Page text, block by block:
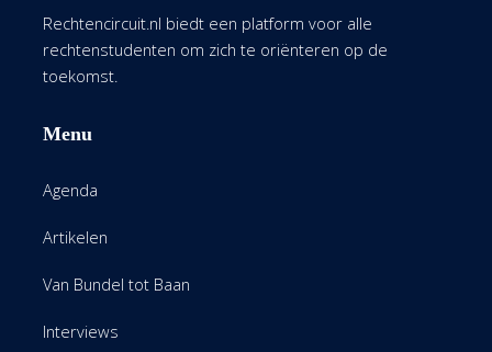
Rechtencircuit.nl biedt een platform voor alle
rechtenstudenten om zich te oriënteren op de
toekomst.
Menu
Agenda
Artikelen
Van Bundel tot Baan
Interviews